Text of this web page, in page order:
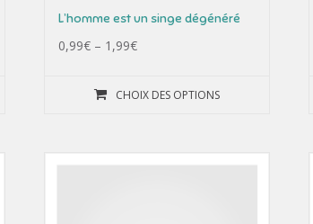
L’homme est un singe dégénéré
0,99€ – 1,99€
CHOIX DES OPTIONS